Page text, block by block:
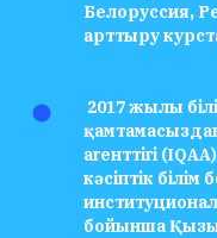
Белоруссия,
арттыру
2017 жылы
агенттігі
кәсіптік
бойынша